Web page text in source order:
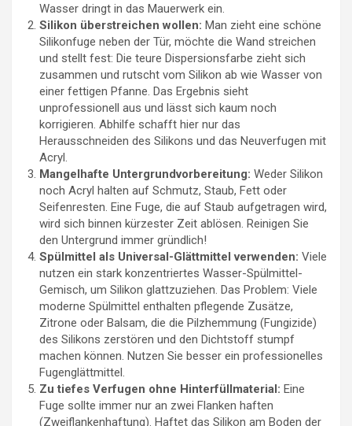
Wasser dringt in das Mauerwerk ein.
Silikon überstreichen wollen: Man zieht eine schöne
Silikonfuge neben der Tür, möchte die Wand streichen
und stellt fest: Die teure Dispersionsfarbe zieht sich
zusammen und rutscht vom Silikon ab wie Wasser von
einer fettigen Pfanne. Das Ergebnis sieht
unprofessionell aus und lässt sich kaum noch
korrigieren. Abhilfe schafft hier nur das
Herausschneiden des Silikons und das Neuverfugen mit
Acryl.
Mangelhafte Untergrundvorbereitung: Weder Silikon
noch Acryl halten auf Schmutz, Staub, Fett oder
Seifenresten. Eine Fuge, die auf Staub aufgetragen wird,
wird sich binnen kürzester Zeit ablösen. Reinigen Sie
den Untergrund immer gründlich!
Spülmittel als Universal-Glättmittel verwenden: Viele
nutzen ein stark konzentriertes Wasser-Spülmittel-
Gemisch, um Silikon glattzuziehen. Das Problem: Viele
moderne Spülmittel enthalten pflegende Zusätze,
Zitrone oder Balsam, die die Pilzhemmung (Fungizide)
des Silikons zerstören und den Dichtstoff stumpf
machen können. Nutzen Sie besser ein professionelles
Fugenglättmittel.
Zu tiefes Verfugen ohne Hinterfüllmaterial: Eine
Fuge sollte immer nur an zwei Flanken haften
(Zweiflankenhaftung). Haftet das Silikon am Boden der